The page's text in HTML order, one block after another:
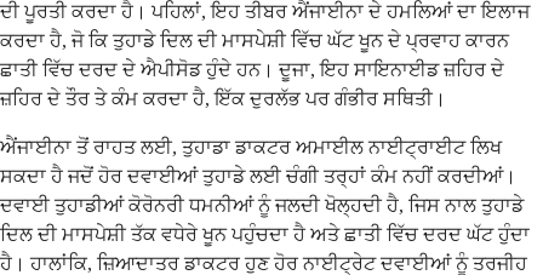
ਦੀ ਪੂਰਤੀ ਕਰਦਾ ਹੈ। ਪਹਿਲਾਂ, ਇਹ ਤੀਬਰ ਐਂਜਾਈਨਾ ਦੇ ਹਮਲਿਆਂ ਦਾ ਇਲਾਜ
ਕਰਦਾ ਹੈ, ਜੋ ਕਿ ਤੁਹਾਡੇ ਦਿਲ ਦੀ ਮਾਸਪੇਸ਼ੀ ਵਿੱਚ ਘੱਟ ਖੂਨ ਦੇ ਪ੍ਰਵਾਹ ਕਾਰਨ
ਛਾਤੀ ਵਿੱਚ ਦਰਦ ਦੇ ਐਪੀਸੋਡ ਹੁੰਦੇ ਹਨ। ਦੂਜਾ, ਇਹ ਸਾਇਨਾਈਡ ਜ਼ਹਿਰ ਦੇ
ਜ਼ਹਿਰ ਦੇ ਤੌਰ ਤੇ ਕੰਮ ਕਰਦਾ ਹੈ, ਇੱਕ ਦੁਰਲੱਭ ਪਰ ਗੰਭੀਰ ਸਥਿਤੀ।
ਐਂਜਾਈਨਾ ਤੋਂ ਰਾਹਤ ਲਈ, ਤੁਹਾਡਾ ਡਾਕਟਰ ਅਮਾਈਲ ਨਾਈਟ੍ਰਾਈਟ ਲਿਖ
ਸਕਦਾ ਹੈ ਜਦੋਂ ਹੋਰ ਦਵਾਈਆਂ ਤੁਹਾਡੇ ਲਈ ਚੰਗੀ ਤਰ੍ਹਾਂ ਕੰਮ ਨਹੀਂ ਕਰਦੀਆਂ।
ਦਵਾਈ ਤੁਹਾਡੀਆਂ ਕੋਰੋਨਰੀ ਧਮਨੀਆਂ ਨੂੰ ਜਲਦੀ ਖੋਲ੍ਹਦੀ ਹੈ, ਜਿਸ ਨਾਲ ਤੁਹਾਡੇ
ਦਿਲ ਦੀ ਮਾਸਪੇਸ਼ੀ ਤੱਕ ਵਧੇਰੇ ਖੂਨ ਪਹੁੰਚਦਾ ਹੈ ਅਤੇ ਛਾਤੀ ਵਿੱਚ ਦਰਦ ਘੱਟ ਹੁੰਦਾ
ਹੈ। ਹਾਲਾਂਕਿ, ਜ਼ਿਆਦਾਤਰ ਡਾਕਟਰ ਹੁਣ ਹੋਰ ਨਾਈਟ੍ਰੇਟ ਦਵਾਈਆਂ ਨੂੰ ਤਰਜੀਹ